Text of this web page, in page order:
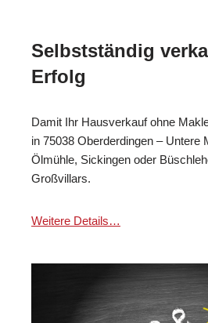
Selbstständig
Erfolg
Damit Ihr Hausverkauf ohne
in 75038 Oberderdingen – Untere
Ölmühle, Sickingen oder
Großvillars.
Weitere Details…